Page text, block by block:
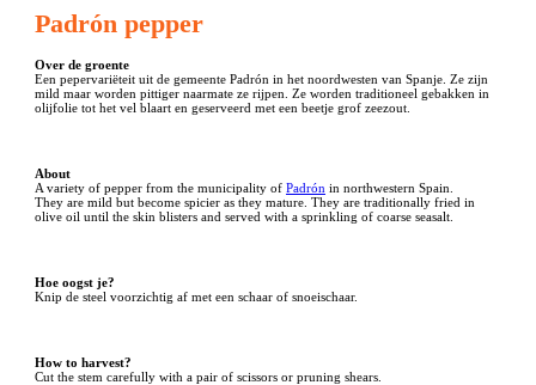
Padrón pepper
Over de groente
Een pepervariëteit uit de gemeente Padrón in het noordwesten van Spanje. Ze zijn
mild maar worden pittiger naarmate ze rijpen. Ze worden traditioneel gebakken in
olijfolie tot het vel blaart en geserveerd met een beetje grof zeezout.
About
A variety of pepper from the municipality ofPadrón in northwestern Spain.
They are mild but become spicier as they mature. They are traditionally fried in
olive oil until the skin blisters and served with a sprinkling of coarse seasalt.
Hoe oogst je?
Knip de steel voorzichtig af met een schaar of snoeischaar.
How to harvest?
Cut the stem carefully with a pair of scissors or pruning shears.